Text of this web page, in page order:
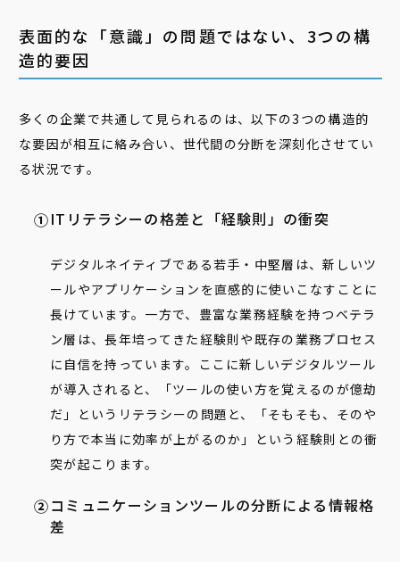
表面的な「意識」の問題ではない、3つの構
造的要因
多くの企業で共通して見られるのは、以下の3つの構造的
な要因が相互に絡み合い、世代間の分断を深刻化させてい
る状況です。
ITリテラシーの格差と「経験則」の衝突
デジタルネイティブである若手・中堅層は、新しいツ
ールやアプリケーションを直感的に使いこなすことに
長けています。一方で、豊富な業務経験を持つベテラ
ン層は、長年培ってきた経験則や既存の業務プロセス
に自信を持っています。ここに新しいデジタルツール
が導入されると、「ツールの使い方を覚えるのが億劫
だ」というリテラシーの問題と、「そもそも、そのや
り方で本当に効率が上がるのか」という経験則との衝
突が起こります。
コミュニケーションツールの分断による情報格
差